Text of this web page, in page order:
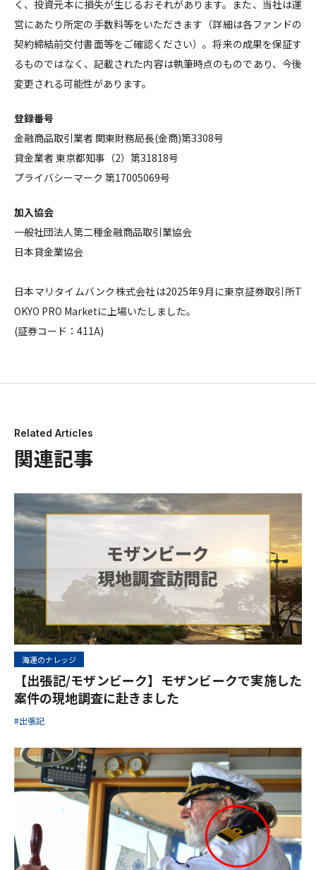
く、投資元本に損失が生じるおそれがあります。また、当社は運
営にあたり所定の手数料等をいただきます（詳細は各ファンドの
契約締結前交付書面等をご確認ください）。将来の成果を保証す
るものではなく、記載された内容は執筆時点のものであり、今後
変更される可能性があります。
登録番号
金融商品取引業者 関東財務局長(金商)第3308号
貸金業者 東京都知事（2）第31818号
プライバシーマーク 第17005069号
加入協会
一般社団法人第二種金融商品取引業協会
日本貸金業協会
日本マリタイムバンク株式会社は2025年9月に東京証券取引所T
OKYO PRO Marketに上場いたしました。
(証券コード：411A)
Related Articles
関連記事
海運のナレッジ
【出張記/モザンビーク】モザンビークで実施した
案件の現地調査に赴きました
#出張記